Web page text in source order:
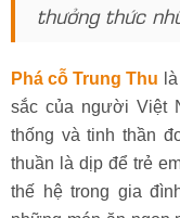
thưởng thức
Phá cỗ Trung Thu
sắc của người Việt
thống và tinh thần
thuần là dịp để trẻ
thế hệ trong gia